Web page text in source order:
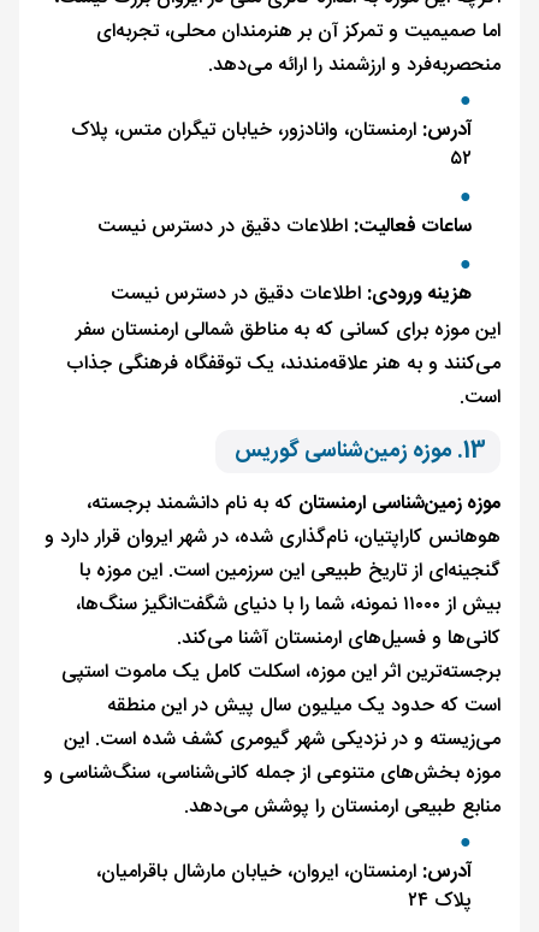
اما صمیمیت و تمرکز آن بر هنرمندان محلی، تجربه‌ای
منحصربه‌فرد و ارزشمند را ارائه می‌دهد.
آدرس: ارمنستان، وانادزور، خیابان تیگران متس، پلاک
۵۲
ساعات فعالیت: اطلاعات دقیق در دسترس نیست
هزینه ورودی: اطلاعات دقیق در دسترس نیست
این موزه برای کسانی که به مناطق شمالی ارمنستان سفر
می‌کنند و به هنر علاقه‌مندند، یک توقفگاه فرهنگی جذاب
است.
13. موزه زمین‌شناسی گوریس
موزه زمین‌شناسی ارمنستان که به نام دانشمند برجسته،
هوهانس کاراپتیان، نام‌گذاری شده، در شهر ایروان قرار دارد و
گنجینه‌ای از تاریخ طبیعی این سرزمین است. این موزه با
بیش از ۱۱۰۰۰ نمونه، شما را با دنیای شگفت‌انگیز سنگ‌ها،
کانی‌ها و فسیل‌های ارمنستان آشنا می‌کند.
برجسته‌ترین اثر این موزه، اسکلت کامل یک ماموت استپی
است که حدود یک میلیون سال پیش در این منطقه
می‌زیسته و در نزدیکی شهر گیومری کشف شده است. این
موزه بخش‌های متنوعی از جمله کانی‌شناسی، سنگ‌شناسی و
منابع طبیعی ارمنستان را پوشش می‌دهد.
آدرس: ارمنستان، ایروان، خیابان مارشال باقرامیان،
پلاک ۲۴